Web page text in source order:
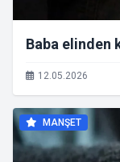
Baba elinden
12.05.2026
MANŞET